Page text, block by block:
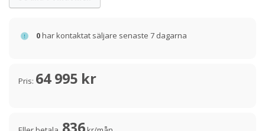
0har kontaktat säljare senaste 7 dagarna
Pris: 64 995 kr